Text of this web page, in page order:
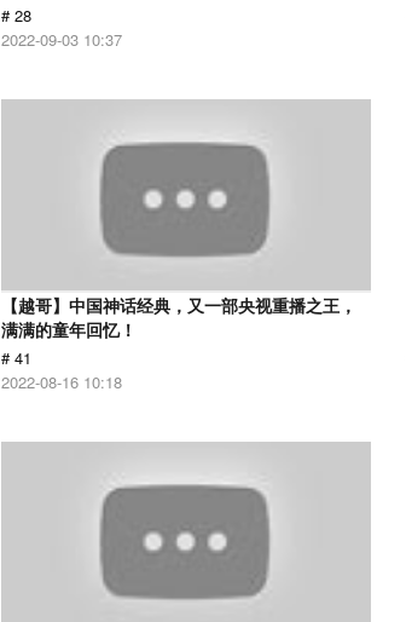
# 28
2022-09-03 10:37
【越哥】中国神话经典，又一部央视重播之王，
满满的童年回忆！
# 41
2022-08-16 10:18